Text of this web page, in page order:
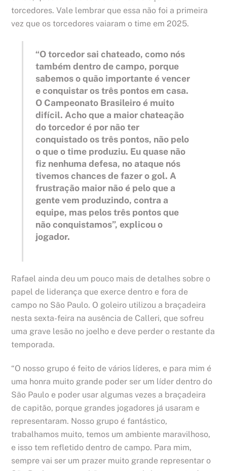
torcedores. Vale lembrar que essa não foi a primeira
vez que os torcedores vaiaram o time em 2025.
“O torcedor sai chateado, como nós
também dentro de campo, porque
sabemos o quão importante é vencer
e conquistar os três pontos em casa.
O Campeonato Brasileiro é muito
difícil. Acho que a maior chateação
do torcedor é por não ter
conquistado os três pontos, não pelo
o que o time produziu. Eu quase não
fiz nenhuma defesa, no ataque nós
tivemos chances de fazer o gol. A
frustração maior não é pelo que a
gente vem produzindo, contra a
equipe, mas pelos três pontos que
não conquistamos”, explicou o
jogador.
Rafael ainda deu um pouco mais de detalhes sobre o
papel de liderança que exerce dentro e fora de
campo no São Paulo. O goleiro utilizou a braçadeira
nesta sexta-feira na ausência de Calleri, que sofreu
uma grave lesão no joelho e deve perder o restante da
temporada.
“O nosso grupo é feito de vários líderes, e para mim é
uma honra muito grande poder ser um líder dentro do
São Paulo e poder usar algumas vezes a braçadeira
de capitão, porque grandes jogadores já usaram e
representaram. Nosso grupo é fantástico,
trabalhamos muito, temos um ambiente maravilhoso,
e isso tem refletido dentro de campo. Para mim,
sempre vai ser um prazer muito grande representar o